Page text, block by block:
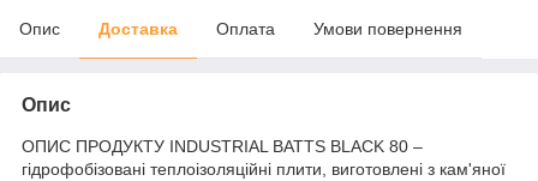
Опис Доставка Оплата Умови повернення
Опис
ОПИС ПРОДУКТУ INDUSTRIAL BATTS BLACK 80 –
гідрофобізовані теплоізоляційні плити, виготовлені з кам'яної